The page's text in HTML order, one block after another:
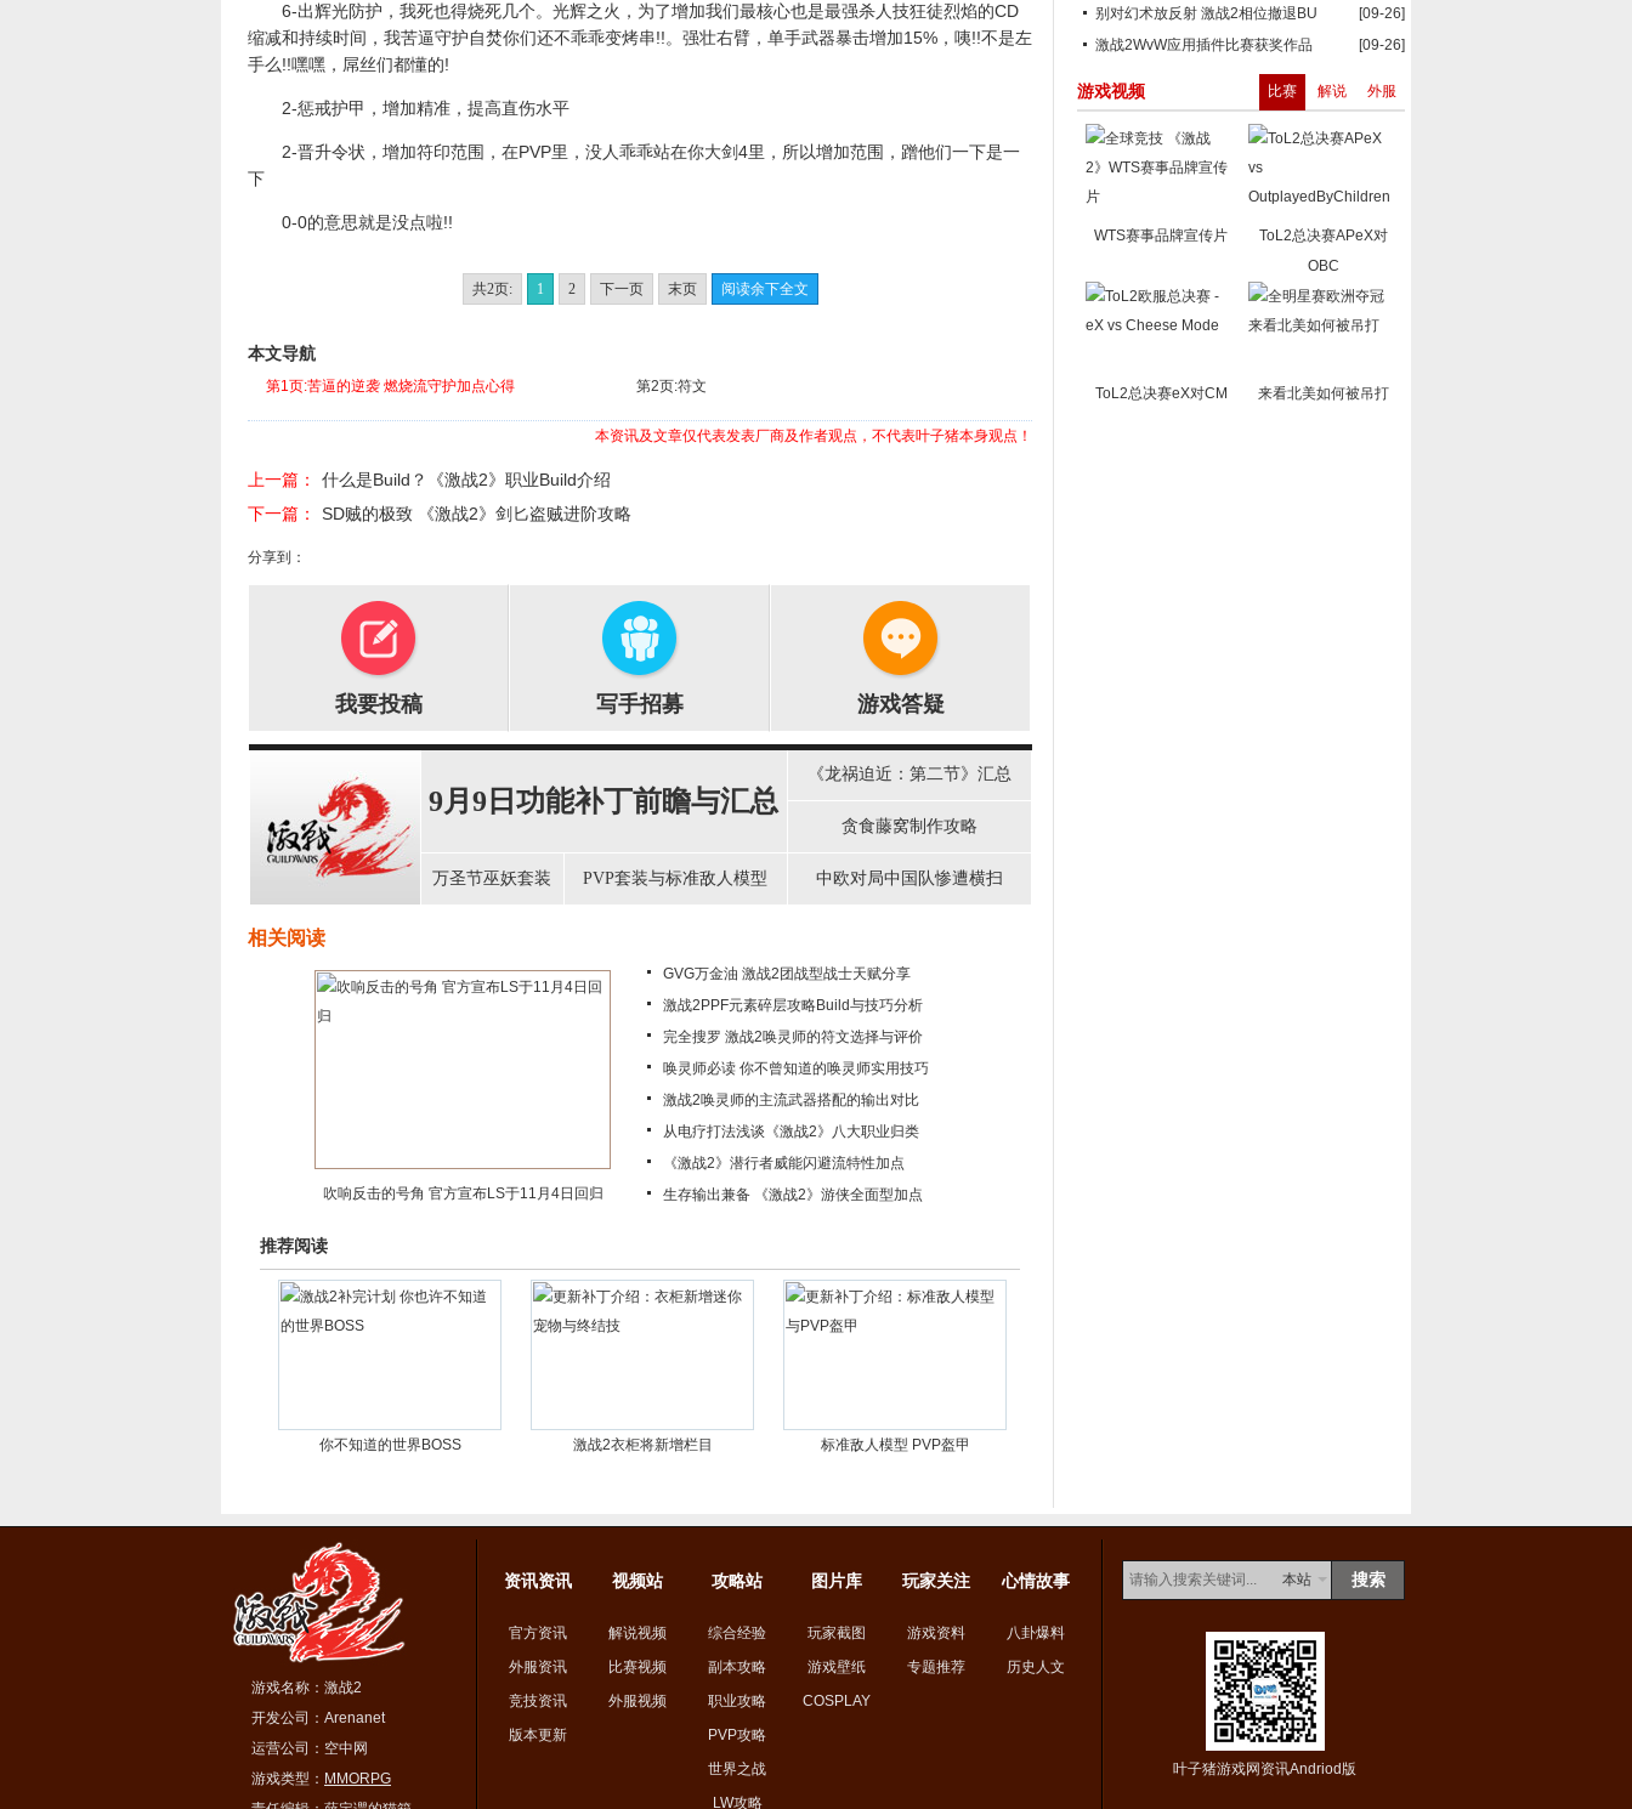
6-出辉光防护，我死也得烧死几个。光辉之火，为了增加我们最核心也是最强杀人技狂徒烈焰的CD
缩减和持续时间，我苦逼守护自焚你们还不乖乖变烤串!!。强壮右臂，单手武器暴击增加15%，咦!!不是左
手么!!嘿嘿，屌丝们都懂的!
2-惩戒护甲，增加精准，提高直伤水平
2-晋升令状，增加符印范围，在PVP里，没人乖乖站在你大剑4里，所以增加范围，蹭他们一下是一
下
0-0的意思就是没点啦!!
共2页: 1 2 下一页 末页 阅读余下全文
本文导航
第1页:苦逼的逆袭 燃烧流守护加点心得 第2页:符文
本资讯及文章仅代表发表厂商及作者观点，不代表叶子猪本身观点！
上一篇：
什么是Build？《激战2》职业Build介绍
下一篇：
SD贼的极致 《激战2》剑匕盗贼进阶攻略
分享到：
我要投稿 写手招募 游戏答疑
9月9日功能补丁前瞻与汇总
《龙祸迫近：第二节》汇总
贪食藤窝制作攻略
万圣节巫妖套装 PVP套装与标准敌人模型 中欧对局中国队惨遭横扫
相关阅读
吹响反击的号角 官方宣布LS于11月4日回归
GVG万金油 激战2团战型战士天赋分享
激战2PPF元素碎层攻略Build与技巧分析
完全搜罗 激战2唤灵师的符文选择与评价
唤灵师必读 你不曾知道的唤灵师实用技巧
激战2唤灵师的主流武器搭配的输出对比
从电疗打法浅谈《激战2》八大职业归类
《激战2》潜行者威能闪避流特性加点
生存输出兼备 《激战2》游侠全面型加点
推荐阅读
你不知道的世界BOSS 激战2衣柜将新增栏目 标准敌人模型 PVP盔甲
[09-26]
别对幻术放反射 激战2相位撤退BU
[09-26]
激战2WvW应用插件比赛获奖作品
比赛 解说 外服
游戏视频
WTS赛事品牌宣传片
ToL2总决赛APeX对
OBC
ToL2总决赛eX对CM 来看北美如何被吊打
游戏名称：激战2
开发公司：Arenanet
运营公司：空中网
游戏类型： MMORPG
资讯资讯
官方资讯
外服资讯
竞技资讯
版本更新
视频站
解说视频
比赛视频
外服视频
攻略站
综合经验
副本攻略
职业攻略
PVP攻略
世界之战
LW攻略
图片库
玩家截图
游戏壁纸
COSPLAY
玩家关注
游戏资料
专题推荐
心情故事
八卦爆料
历史人文
本站
叶子猪游戏网资讯Andriod版